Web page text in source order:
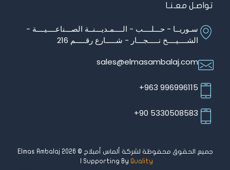
تواصـل معـنـا
سـوريــا - حـــلــــب - الــــمـديـــنــة الصـــناعــــيــــة -
الشــــيــــخ نـــــجـــار - شـــــارع رقـــــم 216
sales@elmasambalaj.com
996996115 963+
5330508583 90+
جميع الحقوق محفوظة لشركة ألماس أمبلاج © Elmas Ambalaj 2026
| Supporting By Quality